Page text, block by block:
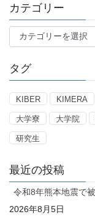
カテゴリー
テ
リ
ー
タグ
KIBER KIMERA
大学寮 大学院
研究生
最近の投稿
令和8年熊本地震で
2026年8月5日